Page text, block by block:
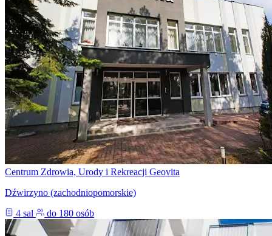
Centrum Zdrowia, Urody i Rekreacji Geovita
Dźwirzyno (zachodniopomorskie)
4 sal
do 180 osób